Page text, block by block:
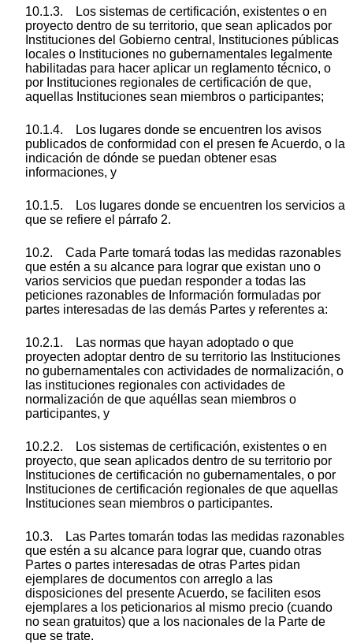
10.1.3. Los sistemas de certificación, existentes o en
proyecto dentro de su territorio, que sean aplicados por
Instituciones del Gobierno central, Instituciones públicas
locales o Instituciones no gubernamentales legalmente
habilitadas para hacer aplicar un reglamento técnico, o
por Instituciones regionales de certificación de que,
aquellas Instituciones sean miembros o participantes;
10.1.4. Los lugares donde se encuentren los avisos
publicados de conformidad con el presen fe Acuerdo, o la
indicación de dónde se puedan obtener esas
informaciones, y
10.1.5. Los lugares donde se encuentren los servicios a
que se refiere el párrafo 2.
10.2. Cada Parte tomará todas las medidas razonables
que estén a su alcance para lograr que existan uno o
varios servicios que puedan responder a todas las
peticiones razonables de Información formuladas por
partes interesadas de las demás Partes y referentes a:
10.2.1. Las normas que hayan adoptado o que
proyecten adoptar dentro de su territorio las Instituciones
no gubernamentales con actividades de normalización, o
las instituciones regionales con actividades de
normalización de que aquéllas sean miembros o
participantes, y
10.2.2. Los sistemas de certificación, existentes o en
proyecto, que sean aplicados dentro de su territorio por
Instituciones de certificación no gubernamentales, o por
Instituciones de certificación regionales de que aquellas
Instituciones sean miembros o participantes.
10.3. Las Partes tomarán todas las medidas razonables
que estén a su alcance para lograr que, cuando otras
Partes o partes interesadas de otras Partes pidan
ejemplares de documentos con arreglo a las
disposiciones del presente Acuerdo, se faciliten esos
ejemplares a los peticionarios al mismo precio (cuando
no sean gratuitos) que a los nacionales de la Parte de
que se trate.